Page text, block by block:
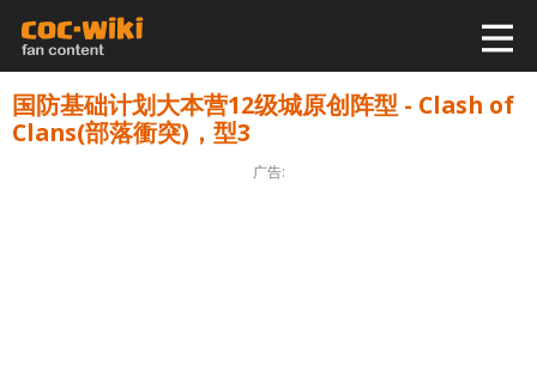
国防基础计划大本营12级城原创阵型 - Clash of
Clans(部落衝突)，型3
广告: